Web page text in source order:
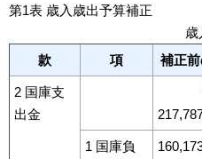
第1表 歳入歳出予算補正
歳
款
項 補正
2 国庫支
出金
1 国庫負